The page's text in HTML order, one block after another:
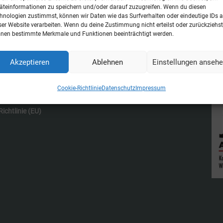
zu speichern und/oder darauf zuzugreifen. Wenn du diesen
zustimmst, können wir Daten wie das Surfverhalten oder eindeutige IDs
Website verarbeiten. Wenn du deine Zustimmung nicht erteilst oder
bestimmte Merkmale und Funktionen beeinträchtigt werden.
Akzeptieren Ablehnen Einstellungen
Cookie-RichtlinieDatenschutzImpressum
gehört zu den rechtlichen Grundaussagen,
strafrechtlichen Semester erfährt.
(EU)